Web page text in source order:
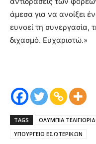
άμεσα για να ανοίξει
ευνοεί τη συνεργασία,
διχασμό. Ευχαριστώ.»
TAGS ΟΛΥΜΠΙΑ
ΥΠΟΥΡΓΕΙΟ ΕΣΩΤΕΡΙΚΩΝ